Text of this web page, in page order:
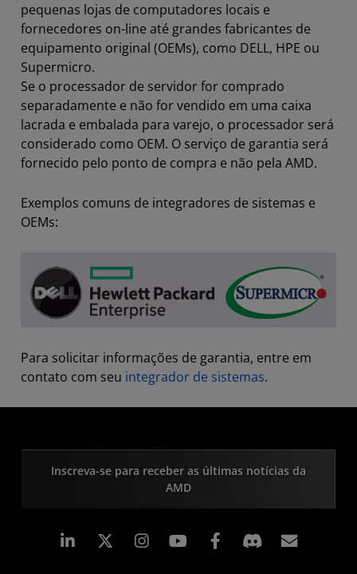
pequenas lojas de computadores locais e
fornecedores on-line até grandes fabricantes de
equipamento original (OEMs), como DELL, HPE ou
Supermicro.
Se o processador de servidor for comprado
separadamente e não for vendido em uma caixa
lacrada e embalada para varejo, o processador será
considerado como OEM. O serviço de garantia será
fornecido pelo ponto de compra e não pela AMD.
Exemplos comuns de integradores de sistemas e
OEMs:
Para solicitar informações de garantia, entre em
contato com seu integrador de sistemas.
Inscreva-se para receber as últimas notícias da
AMD
Linkedin Instagram Facebook